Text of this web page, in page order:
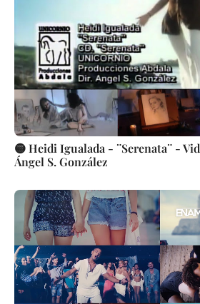
🟡 Heidi Igualada - ¨Serenata¨ -
Ángel S. González